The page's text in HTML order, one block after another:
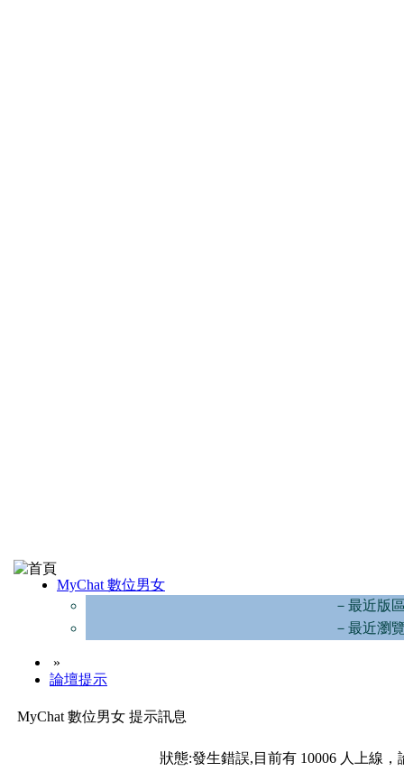
MyChat 數位男女
－最近版
－最近瀏
»
論壇提示
MyChat 數位男女 提示訊息
狀態:發生錯誤,目前有 10006 人上線